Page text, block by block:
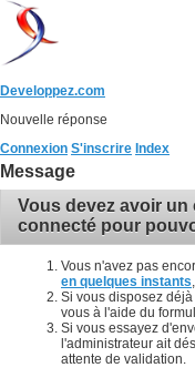
Developpez.com
Nouvelle réponse
Connexion S'inscrire Index
Message
Vous devez avoir un
connecté pour
Vous n'avez pas
en quelques instants
Si vous disposez
vous à l'aide du
Si vous essayez
l'administrateur ait
attente de validation.